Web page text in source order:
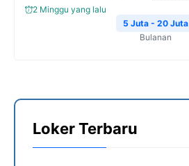
2 Minggu yang lalu
5 Juta - 20 Juta
Bulanan
Loker Terbaru